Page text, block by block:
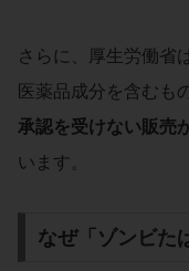
さらに、厚生労働省
医薬品成分を含むも
承認を受けない販売
います。
なぜ「ゾンビた